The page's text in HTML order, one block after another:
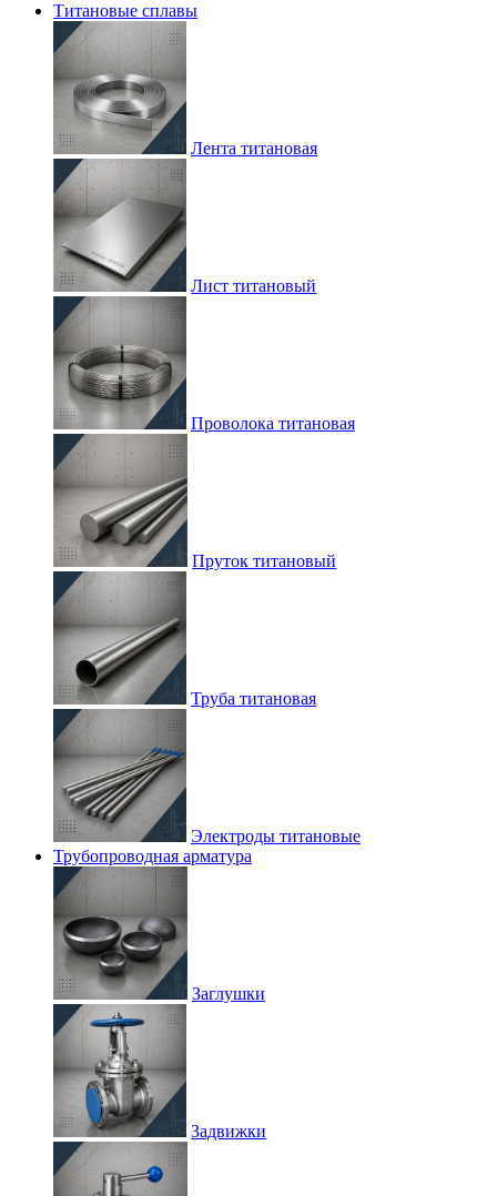
Титановые сплавы
Лента титановая
Лист титановый
Проволока титановая
Пруток титановый
Труба титановая
Электроды титановые
Трубопроводная арматура
Заглушки
Задвижки